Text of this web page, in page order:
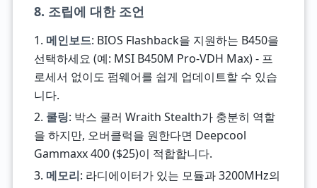
8. 조립에 대한 조언
1. 메인보드: BIOS Flashback을 지원하는 B450을
선택하세요 (예: MSI B450M Pro-VDH Max) - 프
로세서 없이도 펌웨어를 쉽게 업데이트할 수 있습
니다.
2. 쿨링: 박스 쿨러 Wraith Stealth가 충분히 역할
을 하지만, 오버클럭을 원한다면 Deepcool
Gammaxx 400 ($25)이 적합합니다.
3. 메모리: 라디에이터가 있는 모듈과 3200MHz의